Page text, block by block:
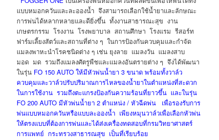
แบบหมอกควันและละอองน้ำ จึงสามารถเลือกใช้น้ำยาและลักษณะ
การพ่นได้หลากหลายและดียิ่งขึ้น ทั้งงานสาธารณะสุข งาน
เกษตรกรรม โรงงาน โรงพยาบาล สถานศึกษา โรงแรม รีสอร์ท
ฟาร์มเลี้ยงสัตว์และสถานที่ต่าง ๆ ในการป้องกันควบคุมและกำจัด
แมลงพาหะนำโรคชนิดต่าง ๆ เช่น ยุงลาย แมลงวัน แมลงสาบ
มอด มด รวมถึงแมลงศัตรูพืชและแมลงอันตรายต่าง ๆ จึงได้พัฒนา
ในรุ่น FO 150 AUTO ให้มีหัวพ่นน้ำยา 3 ขนาด พร้อมทั้งวาล์ว
ควบคุมและวาล์วปรับปริมาณการไหลของน้ำยาในตำแหน่งที่สะดวก
ในการใช้งาน รวมถึงตะแกรงป้องกันความร้อนที่ยาวขึ้น และในรุ่น
FO 200 AUTO มีหัวพ่นน้ำยา 2 ตำแหน่ง / หัวฉีดพ่น เพื่อรองรับการ
พ่นแบบหมอกควันหรือแบบละอองน้ำ เพียงหมุนวาล์วเพื่อเลือกหัวพ่น
ให้ตรงแบบที่ต้องการพ่นและได้ส่งเครื่องทดสอบที่กรมวิทยาศาสตร์
การแพทย์ กระทรวงสาธารณสุข เป็นที่เรียบร้อย